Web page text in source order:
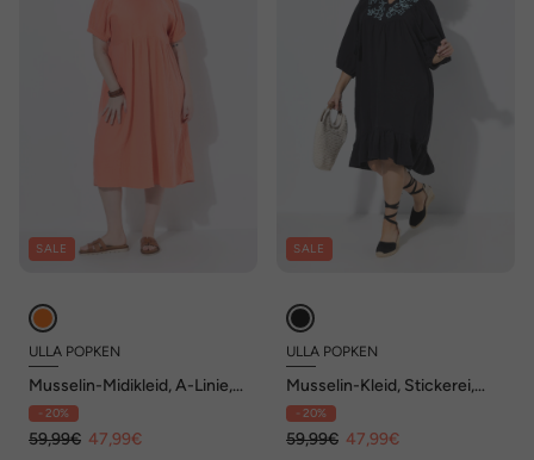
SALE
ULLA POPKEN
Musselin-Midikleid, A-Linie,
V-Ausschnitt, Halbarm
- 20%
59,99€ 47,99€
SALE
ULLA POPKEN
Musselin-Kleid, Stickerei,
Tunika-Ausschnitt, 3/4-Arm
- 20%
59,99€ 47,99€